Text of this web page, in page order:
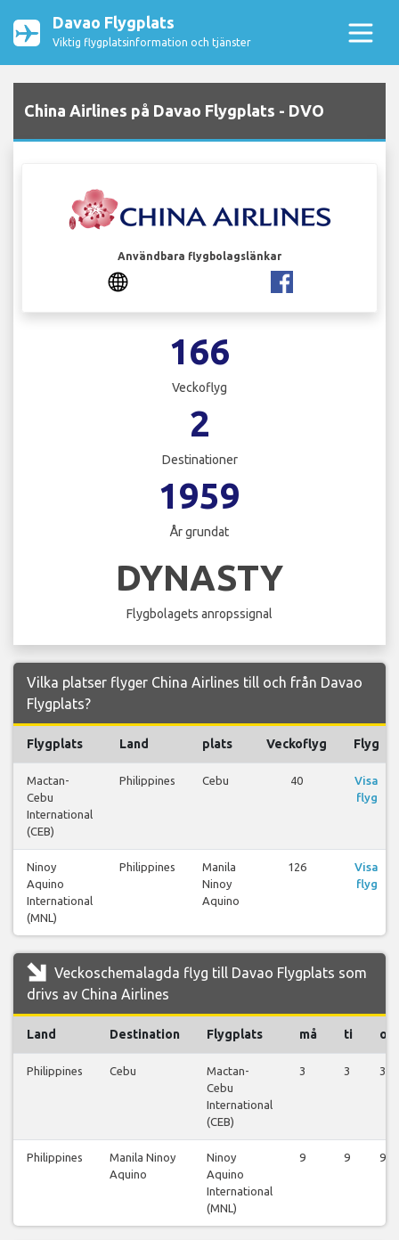
Davao Flygplats
Viktig flygplatsinformation och tjänster
China Airlines på Davao Flygplats - DVO
Användbara flygbolagslänkar
166
Veckoflyg
2
Destinationer
1959
År grundat
DYNASTY
Flygbolagets anropssignal
Vilka platser flyger China Airlines till och från Davao
Flygplats?
Flygplats Land plats Veckoflyg Flyg
Mactan-
Cebu
International
(CEB)
Philippines Cebu 40
Visa
flyg
Ninoy
Aquino
International
(MNL)
Philippines
Manila
Ninoy
Aquino
126
Visa
flyg
Veckoschemalagda flyg till Davao Flygplats som
drivs av China Airlines
Land Destination Flygplats må ti on
Philippines Cebu
Mactan-
Cebu
International
(CEB)
3 3 3
Philippines
Manila Ninoy
Aquino
Ninoy
Aquino
International
(MNL)
9 9 9